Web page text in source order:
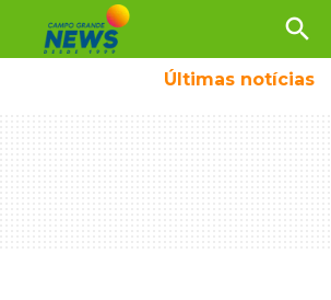
search
Últimas notícias